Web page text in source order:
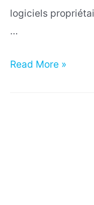
logiciels
…
Bonsai
Read More »